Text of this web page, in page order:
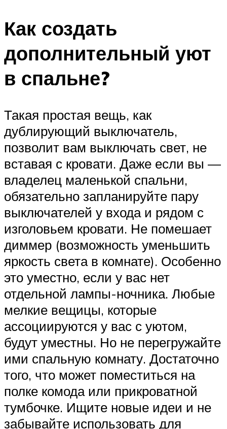
Как создать
дополнительный уют
в спальне?
Такая простая вещь, как
дублирующий выключатель,
позволит вам выключать свет, не
вставая с кровати. Даже если вы —
владелец маленькой спальни,
обязательно запланируйте пару
выключателей у входа и рядом с
изголовьем кровати. Не помешает
диммер (возможность уменьшить
яркость света в комнате). Особенно
это уместно, если у вас нет
отдельной лампы-ночника. Любые
мелкие вещицы, которые
ассоциируются у вас с уютом,
будут уместны. Но не перегружайте
ими спальную комнату. Достаточно
того, что может поместиться на
полке комода или прикроватной
тумбочке. Ищите новые идеи и не
забывайте использовать для